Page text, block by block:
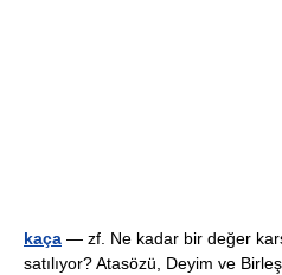
kaça — zf. Ne kadar bir değer
satılıyor? Atasözü, Deyim ve